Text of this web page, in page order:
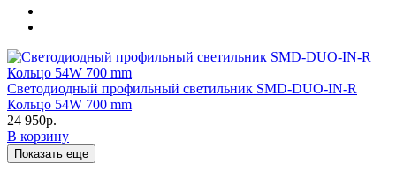
Светодиодный профильный светильник SMD-DUO-IN-R
Кольцо 54W 700 mm
24 950р.
В корзину
Показать еще